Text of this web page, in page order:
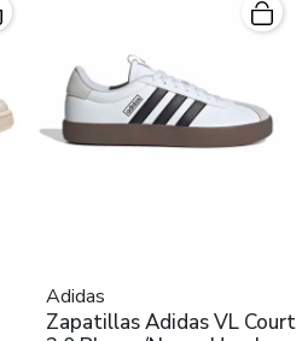
Adidas
Zapatillas Adidas VL Court